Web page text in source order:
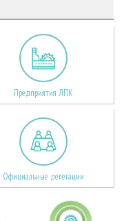
Предприятия ЛПК
Официальные делегации